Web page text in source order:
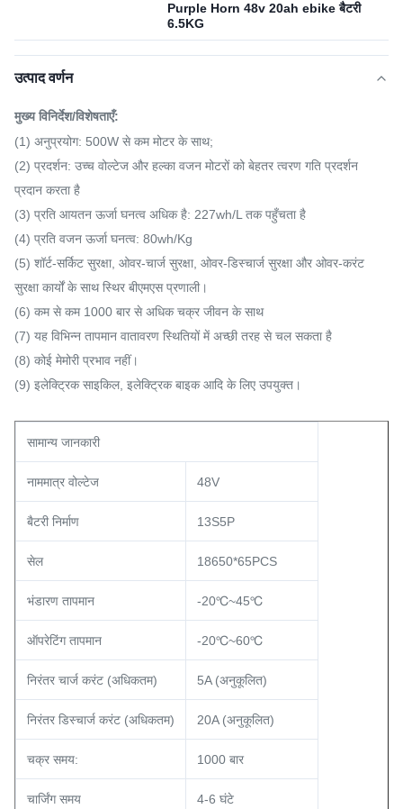
Purple Horn 48v 20ah ebike बैटरी
6.5KG
उत्पाद वर्णन
मुख्य विनिर्देश/विशेषताएँ:
(1) अनुप्रयोग: 500W से कम मोटर के साथ;
(2) प्रदर्शन: उच्च वोल्टेज और हल्का वजन मोटरों को बेहतर त्वरण गति प्रदर्शन
प्रदान करता है
(3) प्रति आयतन ऊर्जा घनत्व अधिक है: 227wh/L तक पहुँचता है
(4) प्रति वजन ऊर्जा घनत्व: 80wh/Kg
(5) शॉर्ट-सर्किट सुरक्षा, ओवर-चार्ज सुरक्षा, ओवर-डिस्चार्ज सुरक्षा और ओवर-करंट
सुरक्षा कार्यों के साथ स्थिर बीएमएस प्रणाली।
(6) कम से कम 1000 बार से अधिक चक्र जीवन के साथ
(7) यह विभिन्न तापमान वातावरण स्थितियों में अच्छी तरह से चल सकता है
(8) कोई मेमोरी प्रभाव नहीं।
(9) इलेक्ट्रिक साइकिल, इलेक्ट्रिक बाइक आदि के लिए उपयुक्त।
सामान्य जानकारी
नाममात्र वोल्टेज 48V
बैटरी निर्माण 13S5P
सेल 18650*65PCS
भंडारण तापमान -20℃~45℃
ऑपरेटिंग तापमान -20℃~60℃
निरंतर चार्ज करंट (अधिकतम) 5A (अनुकूलित)
निरंतर डिस्चार्ज करंट (अधिकतम) 20A (अनुकूलित)
चक्र समय: 1000 बार
चार्जिंग समय 4-6 घंटे